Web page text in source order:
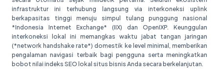
infrastruktur ini terhubung langsung via interkoneksi uplink
berkapasitas tinggi menuju simpul tulang punggung nasional
*Indonesia Internet Exchange* (IIX) dan OpenIXP. Keunggulan
interkoneksi lokal ini memangkas waktu jabat tangan jaringan
(*network handshake rate*) domestik ke level minimal, memberikan
pengalaman navigasi terbaik bagi pengguna serta meningkatkan
bobot nilai indeks SEO lokal situs bisnis Anda secara berkelanjutan.